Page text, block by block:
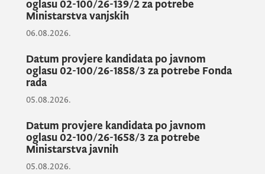
oglasu 02-100/26-139/2 za potrebe
Ministarstva vanjskih
06.08.2026.
Datum provjere kandidata po javnom
oglasu 02-100/26-1858/3 za potrebe Fonda
rada
05.08.2026.
Datum provjere kandidata po javnom
oglasu 02-100/26-1658/3 za potrebe
Ministarstva javnih
05.08.2026.